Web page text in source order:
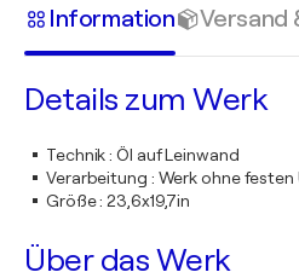
Information Versand
Details zum Werk
Technik:Öl auf Leinwand
Verarbeitung : Werk ohne
Größe: 23,6x19,7in
Über das Werk